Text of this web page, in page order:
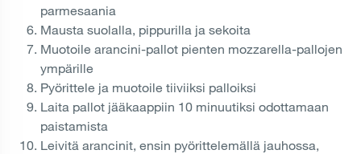
parmesaania
Mausta suolalla, pippurilla ja sekoita
Muotoile arancini-pallot pienten mozzarella-pallojen
ympärille
Pyörittele ja muotoile tiiviiksi palloiksi
Laita pallot jääkaappiin 10 minuutiksi odottamaan
paistamista
Leivitä arancinit, ensin pyörittelemällä jauhossa,